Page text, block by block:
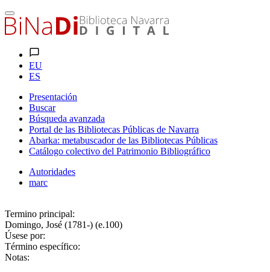
EU
ES
Presentación
Buscar
Búsqueda avanzada
Portal de las Bibliotecas Públicas de Navarra
Abarka: metabuscador de las Bibliotecas Públicas
Catálogo colectivo del Patrimonio Bibliográfico
Autoridades
marc
Termino principal:
Domingo, José (1781-) (e.100)
Úsese por:
Término específico:
Notas: